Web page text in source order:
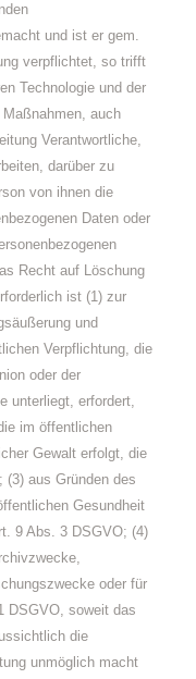
und ist er gem.
verpflichtet, so trifft
Technologie und der
auch
Verantwortliche,
darüber zu
von ihnen die
Daten oder
Recht auf Löschung
ist (1) zur
und
Verpflichtung, die
oder der
unterliegt, erfordert,
im öffentlichen
Gewalt erfolgt, die
(3) aus Gründen des
Gesundheit
9 Abs. 3 DSGVO; (4)
oder für
DSGVO, soweit das
die
unmöglich macht